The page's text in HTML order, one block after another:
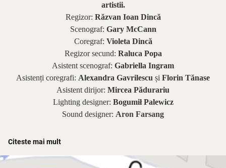
artistii.
Regizor: Răzvan Ioan Dincă
Scenograf: Gary McCann
Coregraf: Violeta Dincă
Regizor secund: Raluca Popa
Asistent scenograf: Gabriella Ingram
Asistenți coregrafi: Alexandra Gavrilescu și Florin Tănase
Asistent dirijor: Mircea Pădurariu
Lighting designer: Bogumił Palewicz
Sound designer: Aron Farsang
Adrian Nour | Irina Baianț | Raoul:
Citeste mai mult